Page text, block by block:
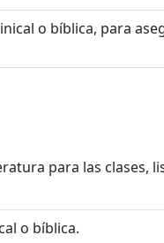
o bíblica, para
para las clases,
o bíblica.